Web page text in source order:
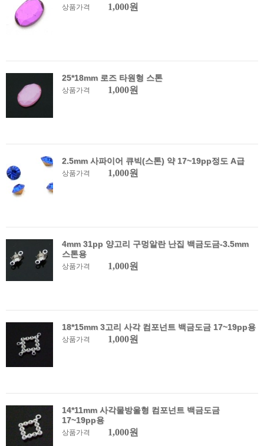
상품가격 1,000원
25*18mm 로즈 타원형 스톤
상품가격 1,000원
2.5mm 사파이어 큐빅(스톤) 약 17~19pp정도 A급
상품가격 1,000원
4mm 31pp 양고리 구멍알란 난집 백금도금-3.5mm
스톤용
상품가격 1,000원
18*15mm 3고리 사각 컴포넌트 백금도금 17~19pp용
상품가격 1,000원
14*11mm 사각물방울형 컴포넌트 백금도금
17~19pp용
상품가격 1,000원